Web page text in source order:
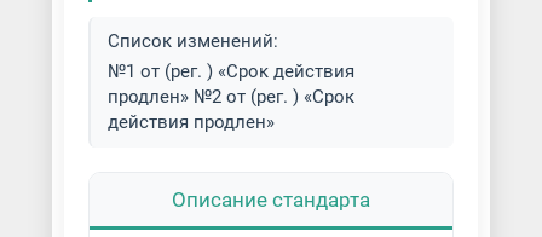
Список изменений:
№1 от (рег. ) «Срок действия
продлен» №2 от (рег. ) «Срок
действия продлен»
Описание стандарта